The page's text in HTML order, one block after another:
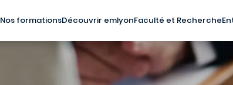
Nos formationsDécouvrir emlyonFaculté et Recherche